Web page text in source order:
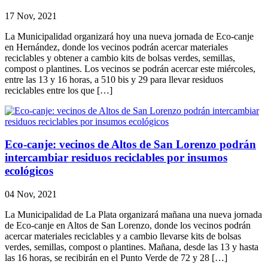
17 Nov, 2021
La Municipalidad organizará hoy una nueva jornada de Eco-canje
en Hernández, donde los vecinos podrán acercar materiales
reciclables y obtener a cambio kits de bolsas verdes, semillas,
compost o plantines. Los vecinos se podrán acercar este miércoles,
entre las 13 y 16 horas, a 510 bis y 29 para llevar residuos
reciclables entre los que […]
Eco-canje: vecinos de Altos de San Lorenzo podrán
intercambiar residuos reciclables por insumos
ecológicos
04 Nov, 2021
La Municipalidad de La Plata organizará mañana una nueva jornada
de Eco-canje en Altos de San Lorenzo, donde los vecinos podrán
acercar materiales reciclables y a cambio llevarse kits de bolsas
verdes, semillas, compost o plantines. Mañana, desde las 13 y hasta
las 16 horas, se recibirán en el Punto Verde de 72 y 28 […]